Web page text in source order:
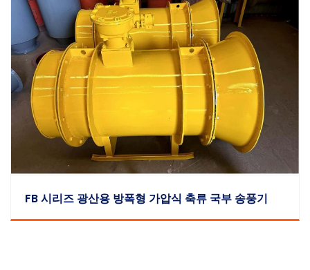
FB 시리즈 광산용 방폭형 가압식 축류 국부 송풍기